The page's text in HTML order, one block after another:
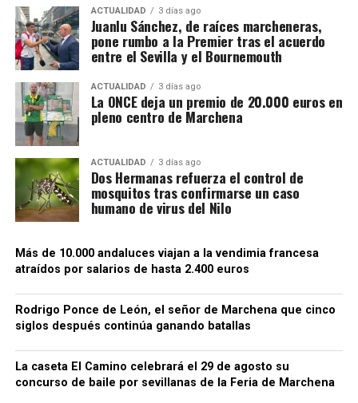
afirmar que Rodrigo fue uno de los principales
impulsores militares de la operación, no el
conquistador único de Setenil.
La localidad recuerda aquellos hechos en su Fiesta
de Moros y Cristianos. El pueblo se transforma en un
escenario medieval y representa escenas teatrales
relacionadas con el asedio y la entrada castellana.
Los programas municipales han incorporado
expresamente el nombre de Rodrigo Ponce de León
y su participación en la toma. Ayuntamiento de
ACTUALIDAD 3 días ago
Juanlu Sánchez, de raíces marcheneras,
pone rumbo a la Premier tras el acuerdo
entre el Sevilla y el Bournemouth
ACTUALIDAD 3 días ago
La ONCE deja un premio de 20.000 euros en
pleno centro de Marchena
ACTUALIDAD 3 días ago
Dos Hermanas refuerza el control de
mosquitos tras confirmarse un caso
humano de virus del Nilo
Más de 10.000 andaluces viajan a la vendimia francesa
atraídos por salarios de hasta 2.400 euros
Rodrigo Ponce de León, el señor de Marchena que cinco
siglos después continúa ganando batallas
La caseta El Camino celebrará el 29 de agosto su
concurso de baile por sevillanas de la Feria de Marchena